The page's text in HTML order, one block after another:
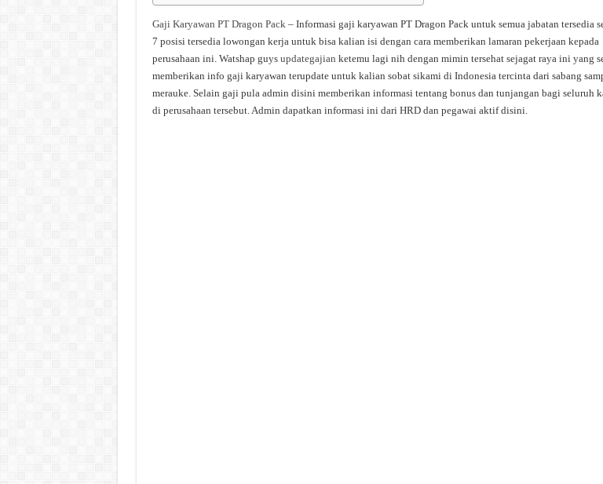
Gaji Karyawan PT Dragon Pack– Informasi gaji karyawan PT Dragon Pack untuk semua jabatan tersedia
7 posisi tersedia lowongan kerja untuk bisa kalian isi dengan cara memberikan lamaran pekerjaan kepada
perusahaan ini. Watshap guys updategajian ketemu lagi nih dengan mimin tersehat sejagat raya ini yang
memberikan info gaji karyawan terupdate untuk kalian sobat sikami di Indonesia tercinta dari sabang
merauke. Selain gaji pula admin disini memberikan informasi tentang bonus dan tunjangan bagi seluruh
di perusahaan tersebut. Admin dapatkan informasi ini dari HRD dan pegawai aktif disini.